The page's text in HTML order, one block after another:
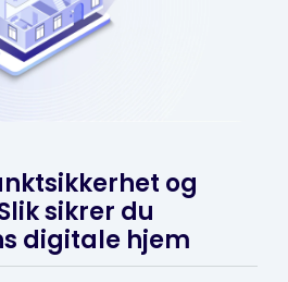
og
sikrer du
digitale hjem